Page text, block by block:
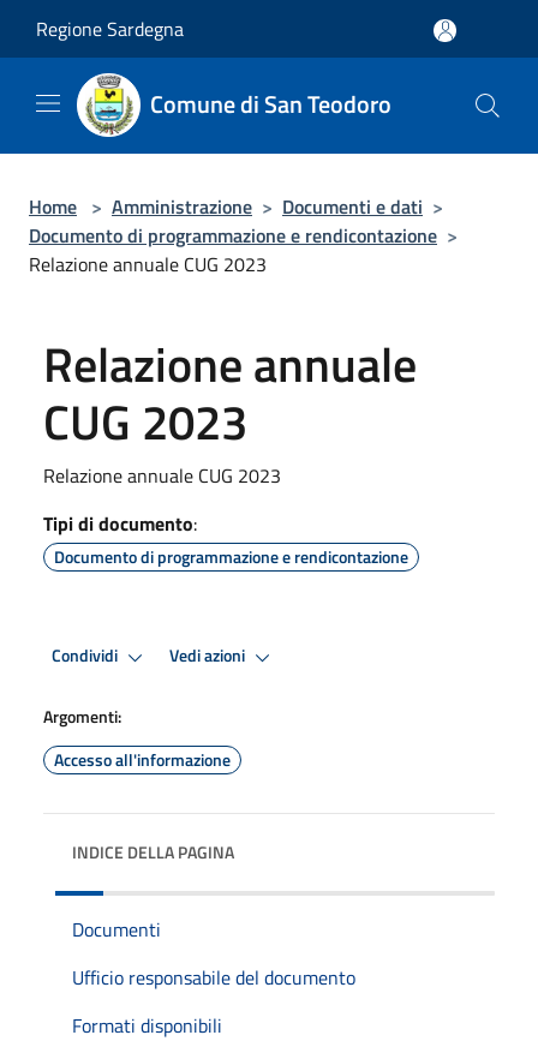
Regione Sardegna
Comune di San Teodoro
Home > Amministrazione > Documenti e dati >
Documento di programmazione e rendicontazione >
Relazione annuale CUG 2023
Relazione annuale
CUG 2023
Relazione annuale CUG 2023
Tipi di documento:
Documento di programmazione e rendicontazione
Condividi Vedi azioni
Argomenti:
Accesso all'informazione
INDICE DELLA PAGINA
Documenti
Ufficio responsabile del documento
Formati disponibili